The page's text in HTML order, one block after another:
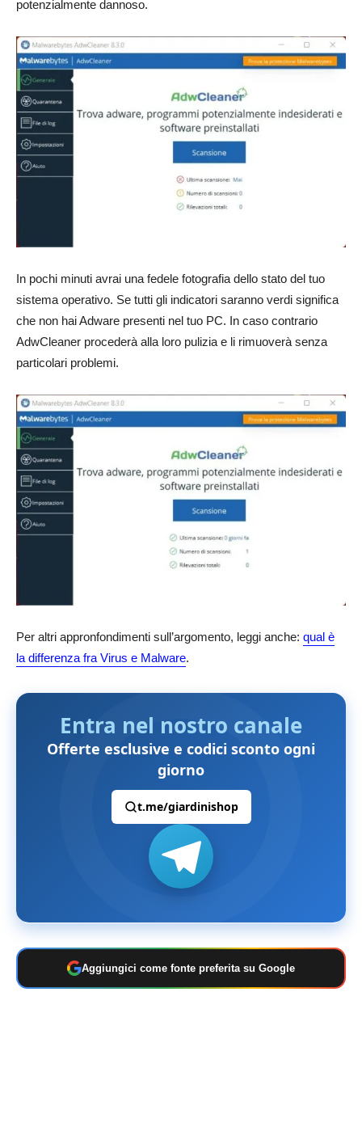
potenzialmente dannoso.
In pochi minuti avrai una fedele fotografia dello stato del tuo
sistema operativo. Se tutti gli indicatori saranno verdi significa
che non hai Adware presenti nel tuo PC. In caso contrario
AdwCleaner procederà alla loro pulizia e li rimuoverà senza
particolari problemi.
Per altri appronfondimenti sull’argomento, leggi anche: qual è
la differenza fra Virus e Malware.
Entra nel nostro canale
Offerte esclusive e codici sconto ogni
giorno
t.me/giardinishop
Aggiungici come fonte preferita su Google